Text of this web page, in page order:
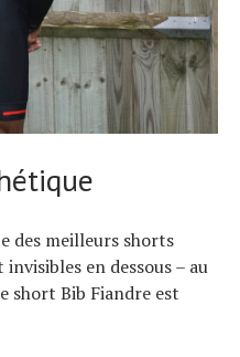
des meilleurs shorts
en dessous – au
short Bib Fiandre est